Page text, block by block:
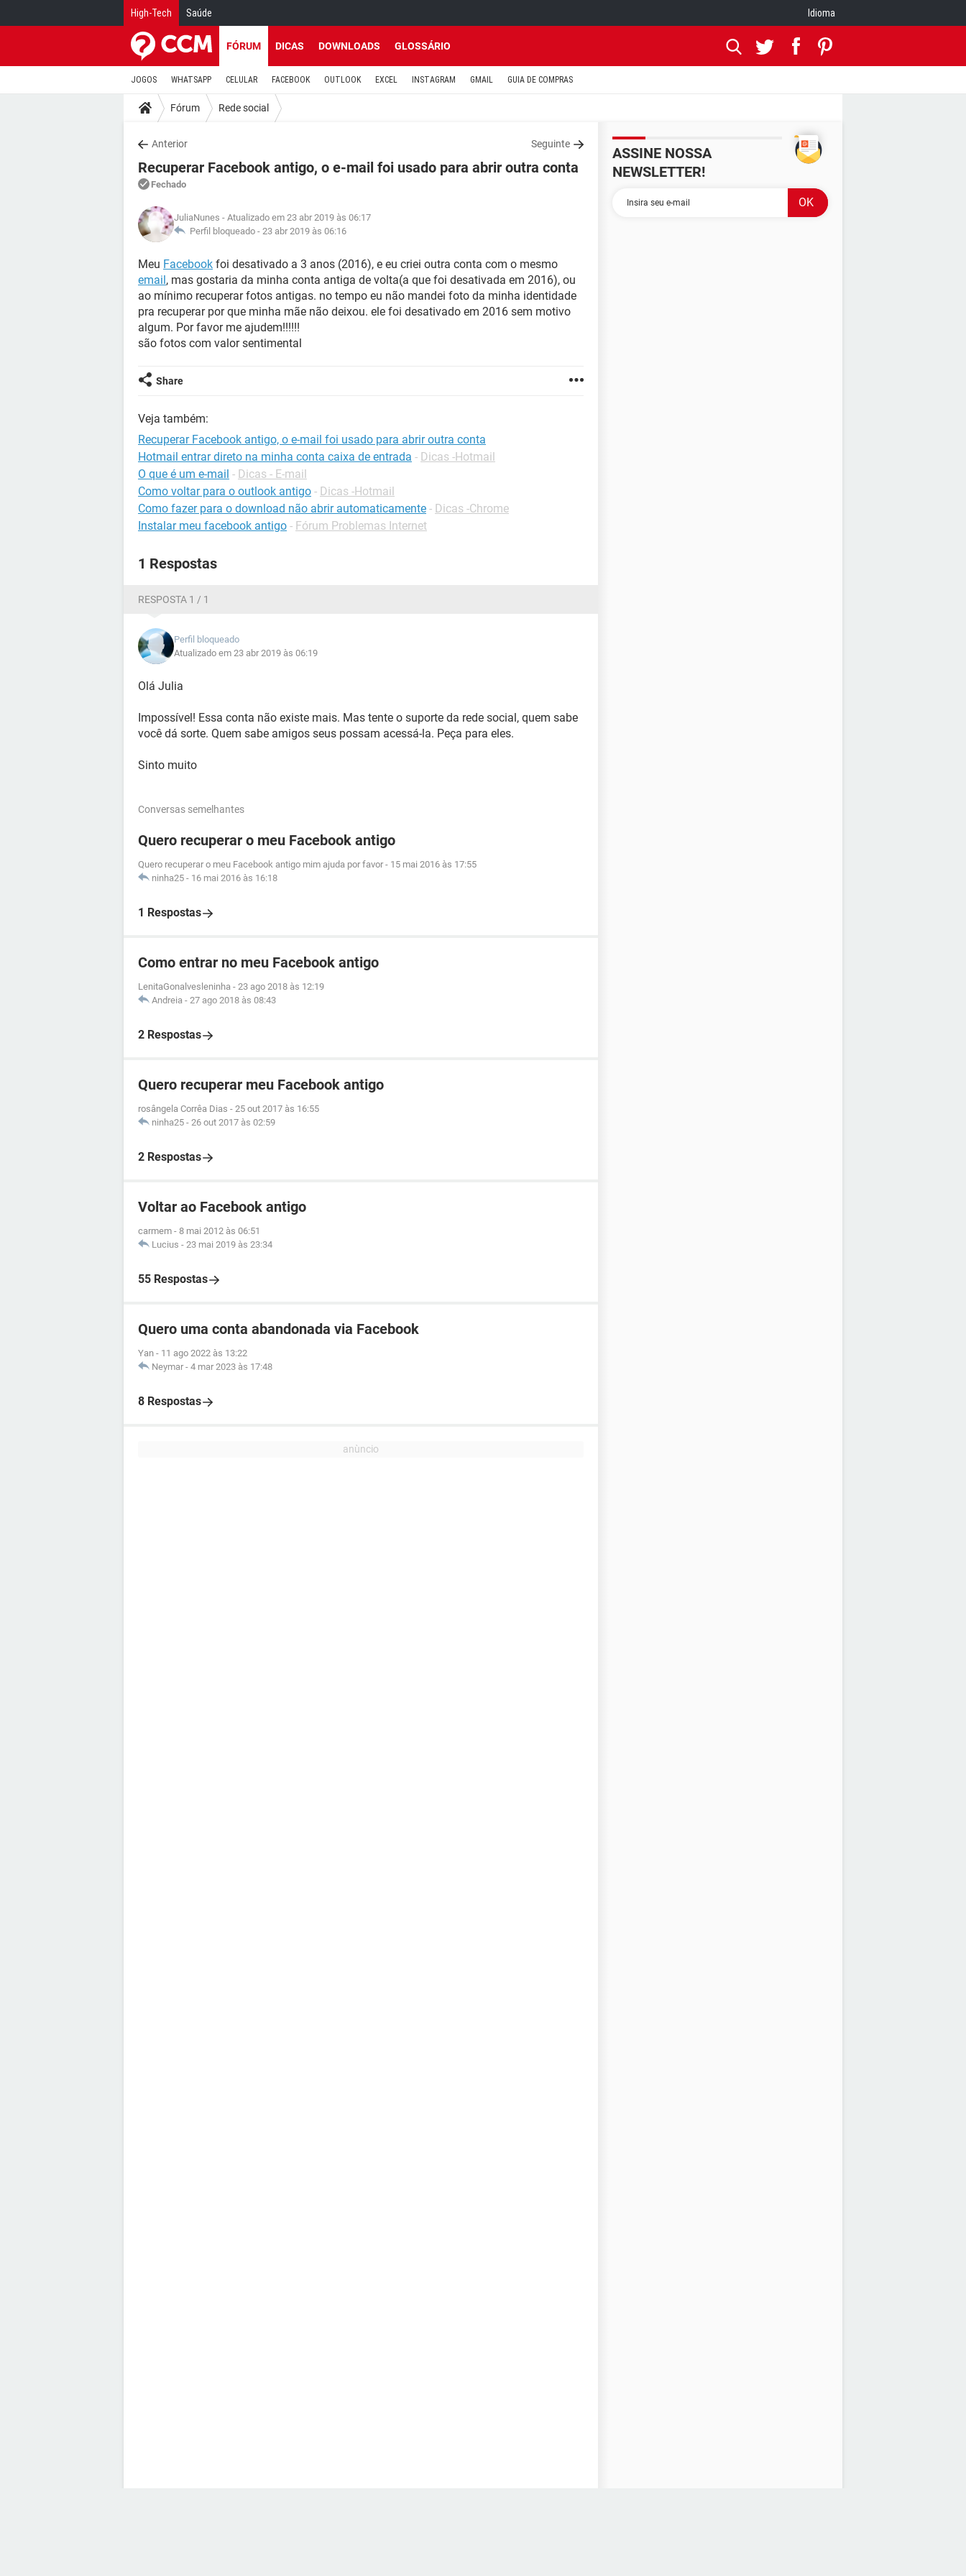
High-Tech Saúde Idioma
FÓRUM DICAS DOWNLOADS GLOSSÁRIO
JOGOS WHATSAPP CELULAR FACEBOOK OUTLOOK EXCEL INSTAGRAM GMAIL GUIA DE COMPRAS
Fórum Rede social
Anterior Seguinte
Recuperar Facebook antigo, o e-mail foi usado para abrir outra conta
Fechado
JuliaNunes - Atualizado em 23 abr 2019 às 06:17
Perfil bloqueado - 23 abr 2019 às 06:16
Meu Facebook foi desativado a 3 anos (2016), e eu criei outra conta com o mesmo
email, mas gostaria da minha conta antiga de volta(a que foi desativada em 2016), ou
ao mínimo recuperar fotos antigas. no tempo eu não mandei foto da minha identidade
pra recuperar por que minha mãe não deixou. ele foi desativado em 2016 sem motivo
algum. Por favor me ajudem!!!!!!
são fotos com valor sentimental
Share
Veja também:
Recuperar Facebook antigo, o e-mail foi usado para abrir outra conta
Hotmail entrar direto na minha conta caixa de entrada - Dicas -Hotmail
O que é um e-mail - Dicas - E-mail
Como voltar para o outlook antigo - Dicas -Hotmail
Como fazer para o download não abrir automaticamente - Dicas -Chrome
Instalar meu facebook antigo - Fórum Problemas Internet
1 Respostas
RESPOSTA 1 / 1
Perfil bloqueado
Atualizado em 23 abr 2019 às 06:19
Olá Julia
Impossível! Essa conta não existe mais. Mas tente o suporte da rede social, quem sabe
você dá sorte. Quem sabe amigos seus possam acessá-la. Peça para eles.
Sinto muito
Conversas semelhantes
Quero recuperar o meu Facebook antigo
Quero recuperar o meu Facebook antigo mim ajuda por favor - 15 mai 2016 às 17:55
ninha25 - 16 mai 2016 às 16:18
1 Respostas
Como entrar no meu Facebook antigo
LenitaGonalvesleninha - 23 ago 2018 às 12:19
Andreia - 27 ago 2018 às 08:43
2 Respostas
Quero recuperar meu Facebook antigo
rosângela Corrêa Dias - 25 out 2017 às 16:55
ninha25 - 26 out 2017 às 02:59
2 Respostas
Voltar ao Facebook antigo
carmem - 8 mai 2012 às 06:51
Lucius - 23 mai 2019 às 23:34
55 Respostas
Quero uma conta abandonada via Facebook
Yan - 11 ago 2022 às 13:22
Neymar - 4 mar 2023 às 17:48
8 Respostas
ASSINE NOSSA
NEWSLETTER!